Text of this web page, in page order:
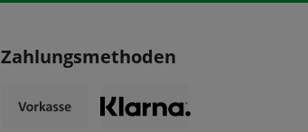
Zahlungsmethoden